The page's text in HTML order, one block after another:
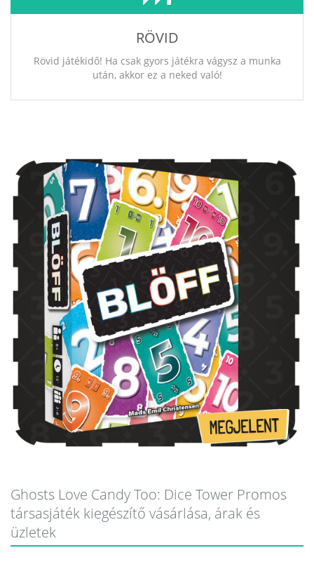
RÖVID
Rövid játékidő! Ha csak gyors játékra vágysz a munka
után, akkor ez a neked való!
Ghosts Love Candy Too: Dice Tower Promos
társasjáték kiegészítő vásárlása, árak és
üzletek